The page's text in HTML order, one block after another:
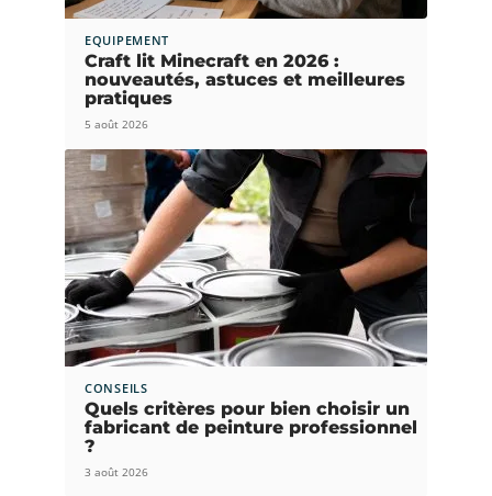
EQUIPEMENT
Craft lit Minecraft en 2026 :
nouveautés, astuces et meilleures
pratiques
5 août 2026
CONSEILS
Quels critères pour bien choisir un
fabricant de peinture professionnel
?
3 août 2026